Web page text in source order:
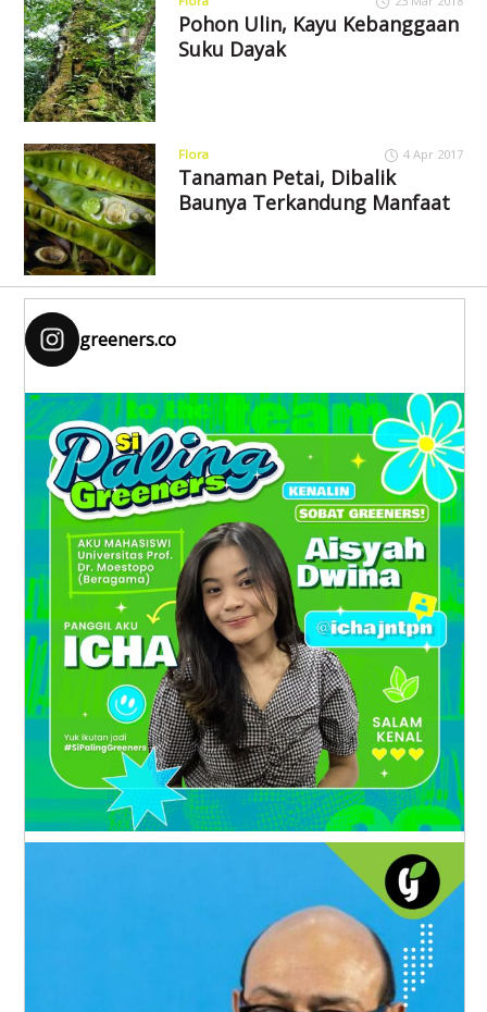
Pohon Ulin, Kayu Kebanggaan
Suku Dayak
Flora 4 Apr 2017
Tanaman Petai, Dibalik
Baunya Terkandung Manfaat
greeners.co